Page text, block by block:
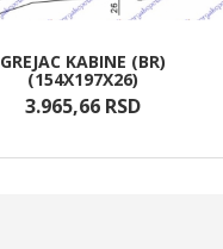
GREJAC KABINE (BR)
(154X197X26)
3.965,66 RSD